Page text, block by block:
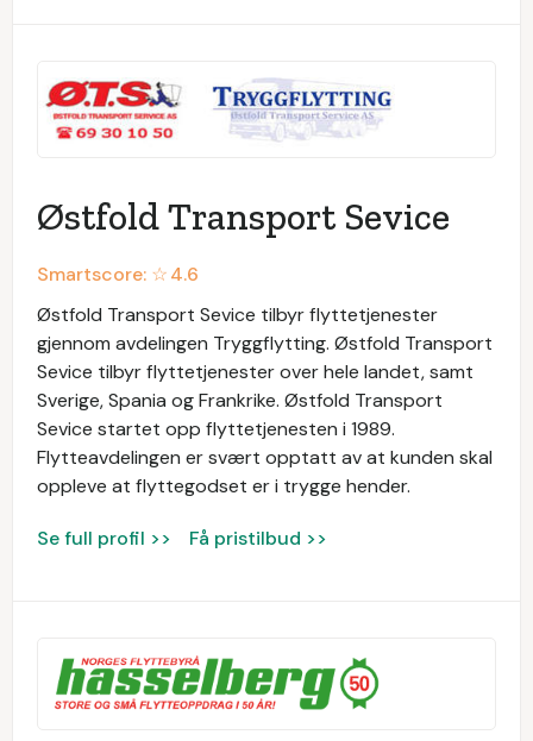
Østfold Transport Sevice
Smartscore: ☆4.6
Østfold Transport Sevice tilbyr flyttetjenester
gjennom avdelingen Tryggflytting. Østfold Transport
Sevice tilbyr flyttetjenester over hele landet, samt
Sverige, Spania og Frankrike. Østfold Transport
Sevice startet opp flyttetjenesten i 1989.
Flytteavdelingen er svært opptatt av at kunden skal
oppleve at flyttegodset er i trygge hender.
Se full profil >> Få pristilbud >>